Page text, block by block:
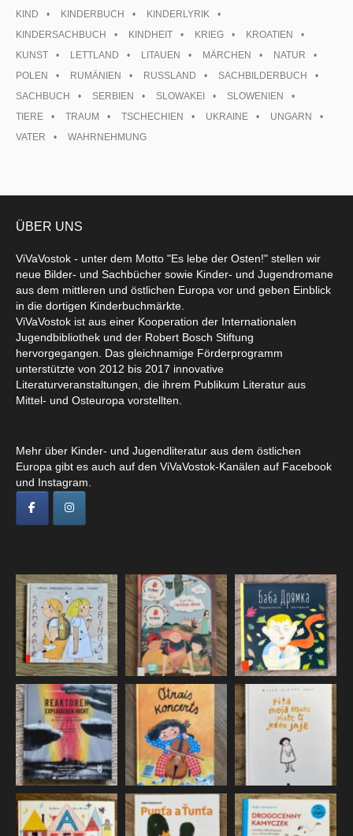
KIND
KINDERBUCH
KINDERLYRIK
KINDERSACHBUCH
KINDHEIT KRIEG
KROATIEN
KUNST
LETTLAND LITAUEN MÄRCHEN
NATUR
POLEN
RUMÄNIEN RUSSLAND
SACHBILDERBUCH
SACHBUCH
SERBIEN SLOWAKEI
SLOWENIEN
TIERE
TRAUM TSCHECHIEN UKRAINE
UNGARN
VATER
WAHRNEHMUNG
ÜBER UNS
ViVaVostok - unter dem Motto "Es lebe der Osten!" stellen wir
neue Bilder- und Sachbücher sowie Kinder- und Jugendromane
aus dem mittleren und östlichen Europa vor und geben Einblick
in die dortigen Kinderbuchmärkte.
ViVaVostok ist aus einer Kooperation der Internationalen
Jugendbibliothek und der Robert Bosch Stiftung
hervorgegangen. Das gleichnamige Förderprogramm
unterstützte von 2012 bis 2017 innovative
Literaturveranstaltungen, die ihrem Publikum Literatur aus
Mittel- und Osteuropa vorstellten.
Mehr über Kinder- und Jugendliteratur aus dem östlichen
Europa gibt es auch auf den ViVaVostok-Kanälen auf Facebook
und Instagram.